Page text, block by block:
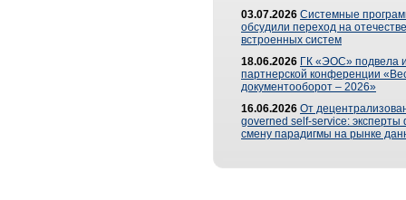
03.07.2026 Системные
обсудили переход на
встроенных систем
18.06.2026 ГК «ЭОС» подвела
партнерской конференции
документооборот – 2026»
16.06.2026 От
governed self-service: эксперты
смену парадигмы на рынке